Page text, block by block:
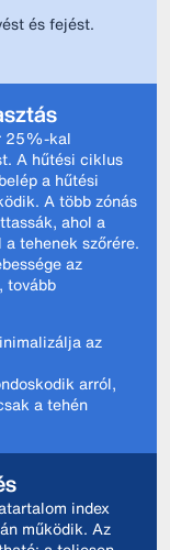
és fejést.
25%-kal
A hűtési ciklus
a hűtési
A több zónás
ahol a
tehenek szőrére.
az
tovább
az
arról,
a tehén
index
működik. Az